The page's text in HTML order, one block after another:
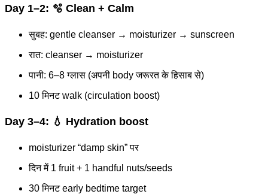
Day 1–2: 🫧 Clean + Calm
सुबह: gentle cleanser → moisturizer → sunscreen
रात: cleanser → moisturizer
पानी: 6–8 ग्लास (अपनी body जरूरत के हिसाब से)
10 मिनट walk (circulation boost)
Day 3–4: 💧 Hydration boost
moisturizer “damp skin” पर
दिन में 1 fruit + 1 handful nuts/seeds
30 मिनट early bedtime target